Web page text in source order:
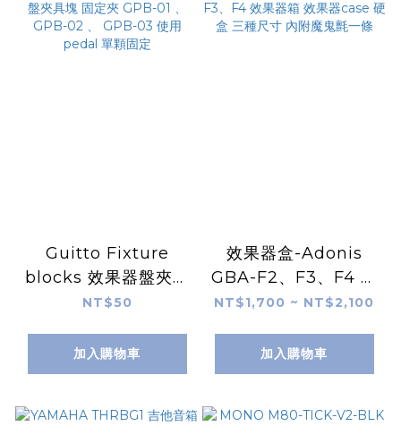
Guitto Fixture
blocks 效果器盤夾具
塊 固定夾 GPB-01 、
使用 pedal 單顆固定
NT$50
加入購物車
效果器盒-Adonis
GBA-F2、F3、F4 效
果器箱 效果器case 硬
氈一條
NT$1,700 ~ NT$2,100
加入購物車